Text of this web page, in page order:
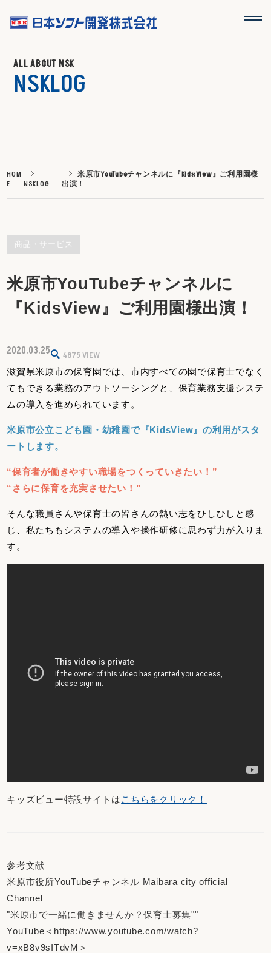
ALL ABOUT NSK
NSKLOG
HOM
E
NSKLOG
米原市YouTubeチャンネルに『KidsView』ご利用園様
出演！
商品・サービス
米原市YouTubeチャンネルに
『KidsView』ご利用園様出演！
2020.03.25 4875 VIEW
滋賀県米原市の保育園では、市内すべての園で保育士でなく
てもできる業務のアウトソーシングと、保育業務支援システ
ムの導入を進められています。
米原市公立こども園・幼稚園で『KidsView』の利用がスタ
ートします。
“保育者が働きやすい職場をつくっていきたい！”
“さらに保育を充実させたい！”
そんな職員さんや保育士の皆さんの熱い志をひしひしと感
じ、私たちもシステムの導入や操作研修に思わず力が入りま
す。
キッズビュー特設サイトは こちらをクリック！
参考文献
米原市役所YouTubeチャンネル Maibara city official
Channel
"米原市で一緒に働きませんか？保育士募集""
YouTube＜https://www.youtube.com/watch?
v=xB8v9sITdvM＞